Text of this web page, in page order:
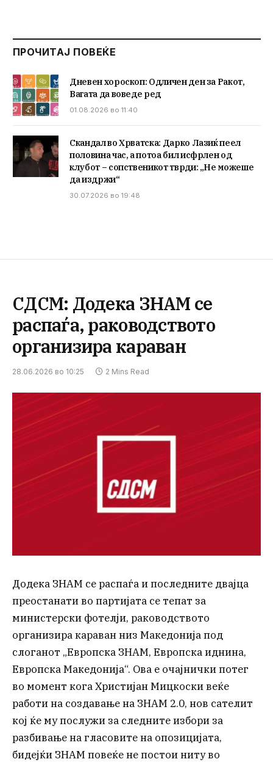
ПРОЧИТАЈ ПОВЕЌЕ
Дневен хороскоп: Одличен ден за Ракот,
Вагата да воведе ред
01.08.2026 во 11:40
Скандал во Хрватска: Дарко Лазиќ пеел
половина час, а потоа бил исфрлен од
клубот – сопственикот тврди: „Не можеше
да издржи“
30.07.2026 во 19:48
СДСМ: Додека ЗНАМ се
распаѓа, раководството
организира караван
28.06.2026 во 10:25 2 Mins Read
Додека ЗНАМ се распаѓа и последните двајца
преостанати во партијата се тепат за
министерски фотелји, раководството
организира караван низ Македонија под
слоганот „Европска ЗНАМ, Европска иднина,
Европска Македонија“. Ова е очајнички потег
во момент кога Христијан Мицкоски веќе
работи на создавање на ЗНАМ 2.0, нов сателит
кој ќе му послужи за следните избори за
разбивање на гласовите на опозицијата,
бидејќи ЗНАМ повеќе не постои ниту во